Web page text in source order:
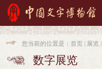
 数字展览
 您当前的位置是： 首页 展览